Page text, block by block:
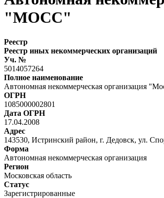
"МОСС"
Реестр
Реестр иных некоммерческих организаций
Уч. №
5014057264
Полное наименование
Автономная некоммерческая организация
ОГРН
1085000002801
Дата ОГРН
17.04.2008
Адрес
143530, Истринский район, г. Дедовск, ул.
Форма
Автономная некоммерческая организация
Регион
Московская область
Статус
Зарегистрированные